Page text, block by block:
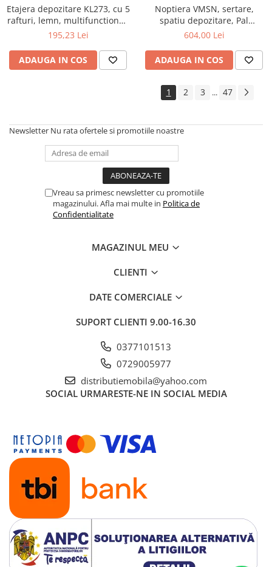
Etajera depozitare KL273, cu 5
rafturi, lemn, multifunctional,
natur
195,23 Lei
ADAUGA IN COS
Noptiera VMSN, sertare,
spatiu depozitare, Pal
Melaminat, insertii MDF, Nuc
604,00 Lei
ADAUGA IN COS
1 2 3 ... 47
Newsletter Nu rata ofertele si promotiile noastre
Vreau sa primesc newsletter cu promotiile
magazinului. Afla mai multe in Politica de
Confidentialitate
MAGAZINUL MEU
CLIENTI
DATE COMERCIALE
SUPORT CLIENTI 9.00-16.30
0377101513
0729005977
distributiemobila@yahoo.com
SOCIAL URMARESTE-NE IN SOCIAL MEDIA